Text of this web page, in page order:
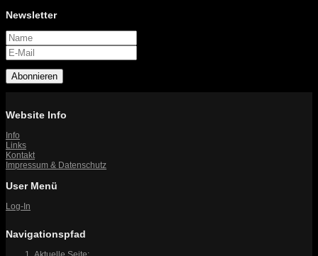
Newsletter
Abonnieren
Website Info
Info
Links
Kontakt
Impressum & Datenschutz
User Menü
Log-In
Navigationspfad